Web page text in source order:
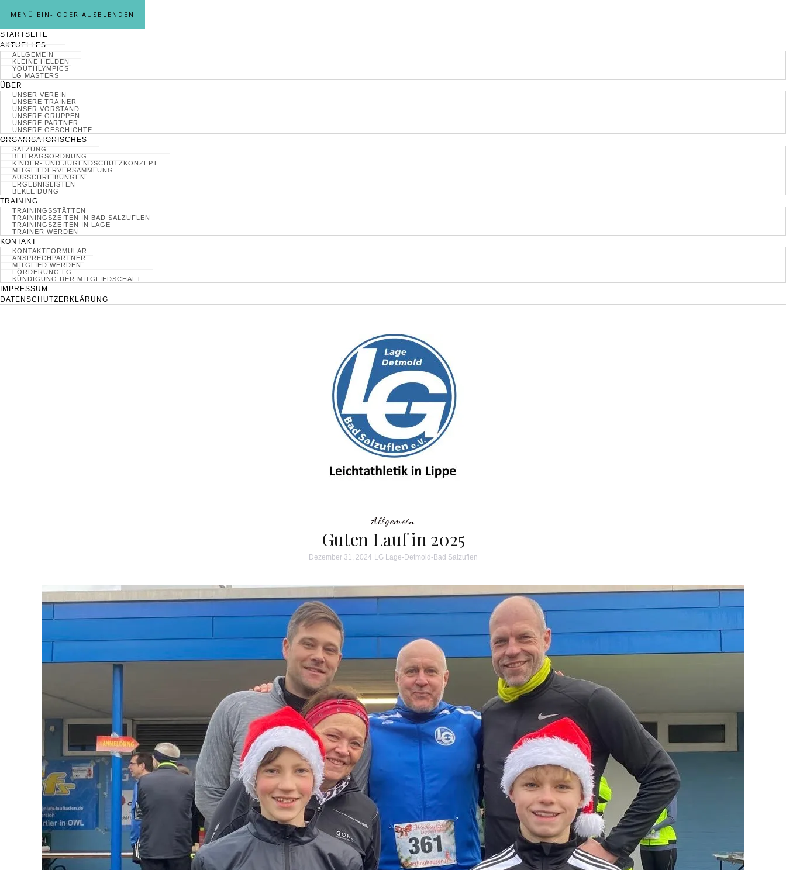
MENÜ EIN- ODER AUSBLENDEN
STARTSEITE
AKTUELLES
ALLGEMEIN
KLEINE HELDEN
YOUTHLYMPICS
LG MASTERS
ÜBER
UNSER VEREIN
UNSERE TRAINER
UNSER VORSTAND
UNSERE GRUPPEN
UNSERE PARTNER
UNSERE GESCHICHTE
ORGANISATORISCHES
SATZUNG
BEITRAGSORDNUNG
KINDER- UND JUGENDSCHUTZKONZEPT
MITGLIEDERVERSAMMLUNG
AUSSCHREIBUNGEN
ERGEBNISLISTEN
BEKLEIDUNG
TRAINING
TRAININGSSTÄTTEN
TRAININGSZEITEN IN BAD SALZUFLEN
TRAININGSZEITEN IN LAGE
TRAINER WERDEN
KONTAKT
KONTAKTFORMULAR
ANSPRECHPARTNER
MITGLIED WERDEN
FÖRDERUNG LG
KÜNDIGUNG DER MITGLIEDSCHAFT
IMPRESSUM
DATENSCHUTZERKLÄRUNG
Allgemein
Guten Lauf in 2025
Dezember 31, 2024 LG Lage-Detmold-Bad Salzuflen